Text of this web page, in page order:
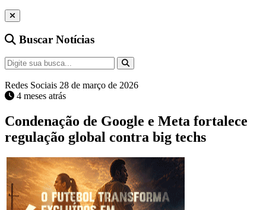
Buscar Notícias
Redes Sociais 28 de março de 2026
4 meses atrás
Condenação de Google e Meta fortalece
regulação global contra big techs